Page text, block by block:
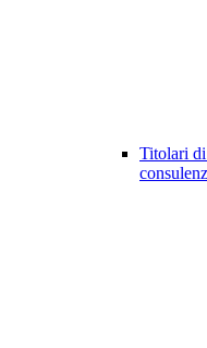
Titolari